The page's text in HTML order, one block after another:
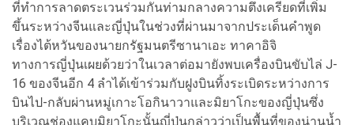
ที่ทำการลาดตระเวนร่วมกันท่ามกลางความตึงเครียดที่เพิ่ม
ขึ้นระหว่างจีนและญี่ปุ่นในช่วงที่ผ่านมาจากประเด็นคำพูด
เรื่องไต้หวันของนายกรัฐมนตรีซานาเอะ ทาคาอิจิ
ทางการญี่ปุ่นเผยด้วยว่าในเวลาต่อมายังพบเครื่องบินขับไล่ J-
16 ของจีนอีก 4 ลำได้เข้าร่วมกับฝูงบินทิ้งระเบิดระหว่างการ
บินไป-กลับผ่านหมู่เกาะโอกินาวาและมิยาโกะของญี่ปุ่นซึ่ง
บริเวณช่องแคบมิยาโกะนั้นญี่ปุ่นกล่าวว่าเป็นพื้นที่ของน่านน้ำ